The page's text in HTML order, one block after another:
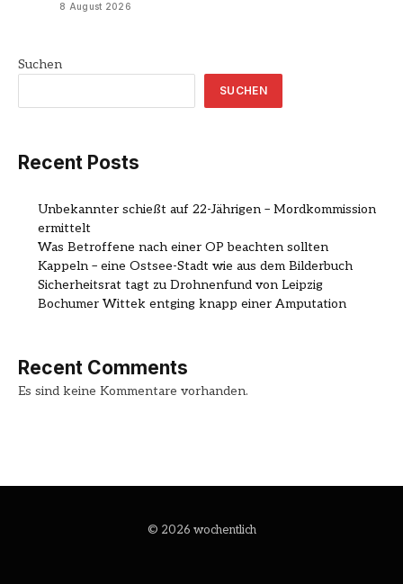
8 August 2026
Suchen
SUCHEN
Recent Posts
Unbekannter schießt auf 22-Jährigen – Mordkommission
ermittelt
Was Betroffene nach einer OP beachten sollten
Kappeln – eine Ostsee-Stadt wie aus dem Bilderbuch
Sicherheitsrat tagt zu Drohnenfund von Leipzig
Bochumer Wittek entging knapp einer Amputation
Recent Comments
Es sind keine Kommentare vorhanden.
© 2026 wochentlich